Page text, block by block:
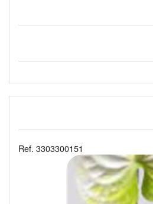
Ref. 3303300151